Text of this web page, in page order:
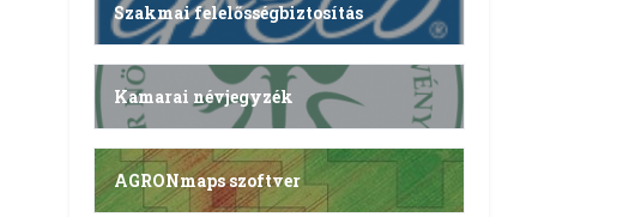
Szakmai felelősségbiztosítás
Kamarai névjegyzék
AGRONmaps szoftver